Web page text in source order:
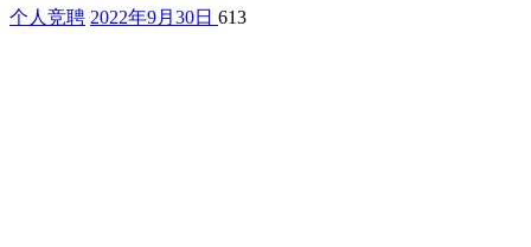
个人竞聘 2022年9月30日 613